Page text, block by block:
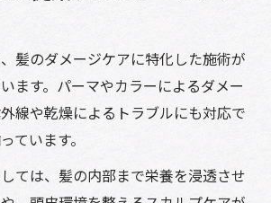
髪のダメージケアに特化した施術が
ます。パーマやカラーによるダメー
線や乾燥によるトラブルにも対応で
ています。
ては、髪の内部まで栄養を浸透させ